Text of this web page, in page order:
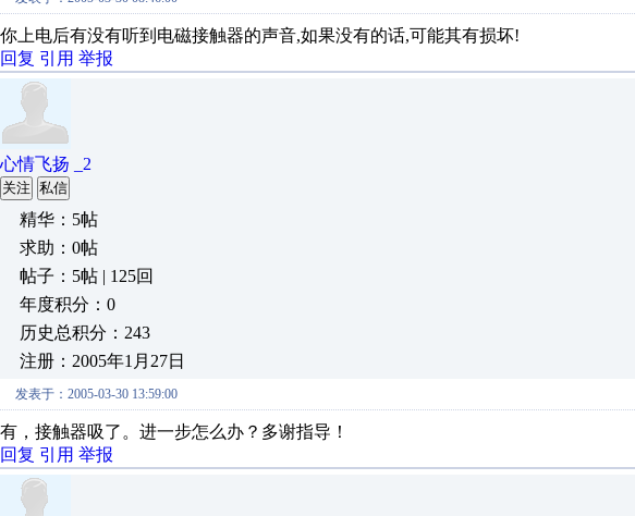
你上电后有没有听到电磁接触器的声音,如果没有的话,可能其有损坏!
回复 引用 举报
心情飞扬 _2
关注 私信
精华：5帖
求助：0帖
帖子：5帖 | 125回
年度积分：0
历史总积分：243
注册：2005年1月27日
发表于：2005-03-30 13:59:00
有，接触器吸了。进一步怎么办？多谢指导！
回复 引用 举报